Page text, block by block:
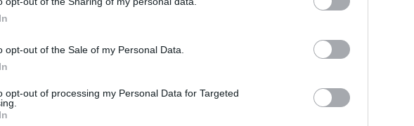
opt-out of the Sale of my Personal Data.
opt-out of processing my Personal Data for Targeted
Péter a Csemegepultban
– Mi történt valójában? | Sváby András és Rubin Kristóf a